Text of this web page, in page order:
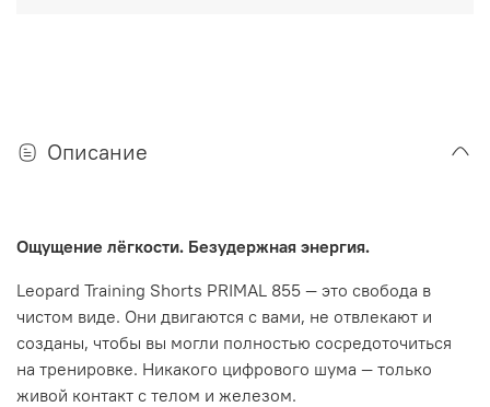
Описание
Ощущение лёгкости. Безудержная энергия.
Leopard Training Shorts PRIMAL 855 — это свобода в
чистом виде. Они двигаются с вами, не отвлекают и
созданы, чтобы вы могли полностью сосредоточиться
на тренировке. Никакого цифрового шума — только
живой контакт с телом и железом.